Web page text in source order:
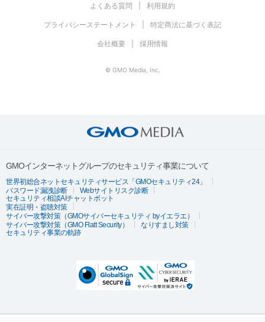
よくある質問 利用規約
プライバシーステートメント 特定商法に基づく表記
会社概要 採用情報
© GMO Media, Inc.
GMOインターネットグループのセキュリティ事業について
世界初総合ネットセキュリティサービス「GMOセキュリティ24」
パスワード漏洩診断
Webサイトリスク診断
セキュリティ相談AIチャットボット
実在証明・盗聴対策
サイバー攻撃対策（GMOサイバーセキュリティ byイエラエ）
サイバー攻撃対策（GMO Flatt Security）
なりすまし対策
セキュリティ事業の軌跡